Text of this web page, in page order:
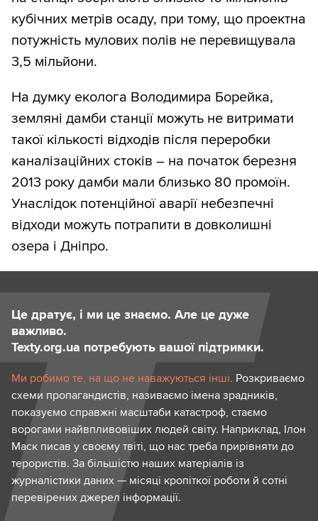
кубічних метрів осаду, при тому, що проектна
потужність мулових полів не перевищувала
3,5 мільйони.
На думку еколога Володимира Борейка,
земляні дамби станції можуть не витримати
такої кількості відходів після переробки
каналізаційних стоків – на початок березня
2013 року дамби мали близько 80 промоїн.
Унаслідок потенційної аварії небезпечні
відходи можуть потрапити в довколишні
озера і Дніпро.
Це дратує, і ми це знаємо. Але це дуже
важливо.
Texty.org.ua потребують вашої підтримки.
Ми робимо те, на що не наважуються інші. Розкриваємо
схеми пропагандистів, називаємо імена зрадників,
показуємо справжні масштаби катастроф, стаємо
ворогами найвпливовіших людей світу. Наприклад, Ілон
Маск писав у своєму твіті, що нас треба прирівняти до
терористів. За більшістю наших матеріалів із
журналістики даних — місяці кропіткої роботи й сотні
перевірених джерел інформації.